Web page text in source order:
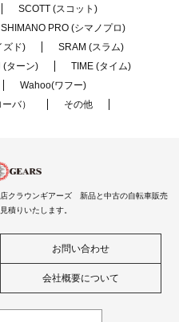
SCOTT (スコット)
SHIMANO PRO (シマノプロ)
ズド)
SRAM (スラム)
(ターン)
TIME (タイム)
Wahoo(ワフー)
バ）
その他
クラウンギアーズ 新品と中古の自転車販売
積りいたします。
お問い合わせ
会社概要について